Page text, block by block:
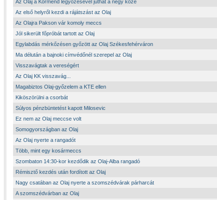
Az Olaj a Körmend legyőzésével juthat a négy közé
Az első helyről kezdi a rájátszást az Olaj
Az Olajra Pakson vár komoly meccs
Jól sikerült főpróbát tartott az Olaj
Egylabdás mérkőzésen győzött az Olaj Székesfehérváron
Ma délután a bajnoki címvédőnél szerepel az Olaj
Visszavágtak a vereségért
Az Olaj KK visszavág...
Magabiztos Olaj-győzelem a KTE ellen
Kiköszörülni a csorbát
Súlyos pénzbüntetést kapott Milosevic
Ez nem az Olaj meccse volt
Somogyországban az Olaj
Az Olaj nyerte a rangadót
Több, mint egy kosármeccs
Szombaton 14:30-kor kezdődik az Olaj-Alba rangadó
Rémisztő kezdés után fordított az Olaj
Nagy csatában az Olaj nyerte a szomszédvárak párharcát
A szomszédvárban az Olaj